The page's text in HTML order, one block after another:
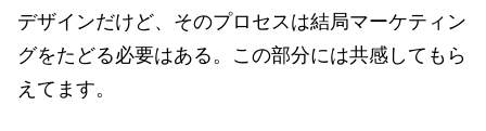
デザインだけど、そのプロセスは結局マーケティン
グをたどる必要はある。この部分には共感してもら
えてます。